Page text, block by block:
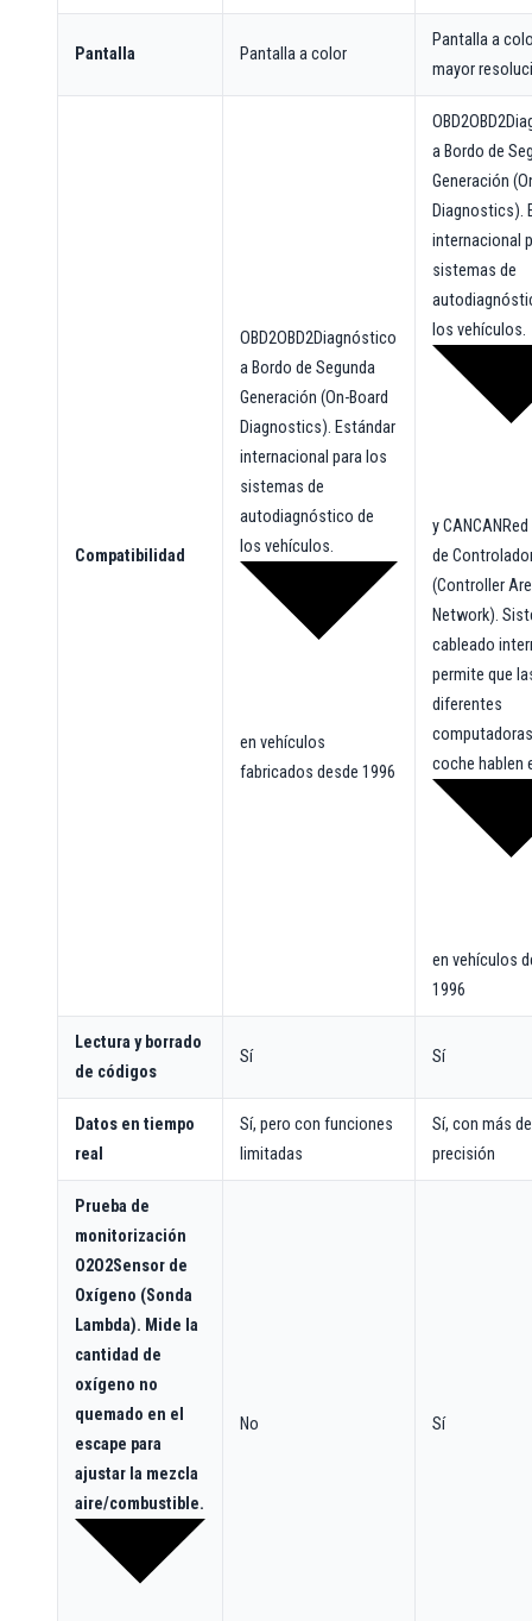
Pantalla Pantalla a color
Pantalla a
mayor
Compatibilidad
OBD2OBD2Diagnóstico
a Bordo de Segunda
Generación (On-Board
Diagnostics). Estándar
internacional para los
sistemas de
autodiagnóstico de
los vehículos.
en vehículos
fabricados desde 1996
OBD2OBD2
a Bordo de
Generación
Diagnostics).
internacional
sistemas de
los vehículos.
yCANCAN
de
(Controller
Network).
cableado
permite que
diferentes
coche hablen
en vehículos
1996
Lectura y borrado
de códigos
Sí Sí
Datos en tiempo
real
Sí, pero con funciones
limitadas
Sí, con más
precisión
Prueba de
monitorización
O2O2Sensor de
Oxígeno (Sonda
Lambda). Mide la
cantidad de
oxígeno no
quemado en el
escape para
ajustar la mezcla
aire/combustible.
No Sí